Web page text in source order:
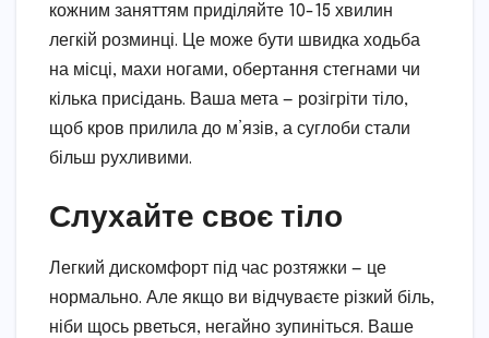
кожним заняттям приділяйте 10-15 хвилин
легкій розминці. Це може бути швидка ходьба
на місці, махи ногами, обертання стегнами чи
кілька присідань. Ваша мета — розігріти тіло,
щоб кров прилила до м’язів, а суглоби стали
більш рухливими.
Слухайте своє тіло
Легкий дискомфорт під час розтяжки — це
нормально. Але якщо ви відчуваєте різкий біль,
ніби щось рветься, негайно зупиніться. Ваше